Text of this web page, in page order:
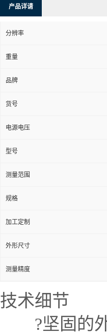
产品详请
分辨率
重量
品牌
货号
电源电压
型号
测量范围
规格
加工定制
外形尺寸
测量精度
技术细节
?坚固的外